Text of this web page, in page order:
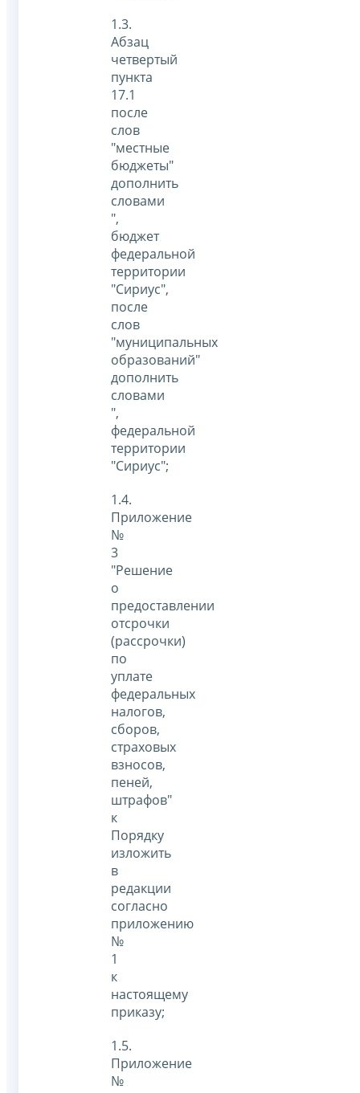
1.3.
Абзац
четвертый
пункта
17.1
после
слов
"местные
бюджеты"
дополнить
словами
",
бюджет
федеральной
территории
"Сириус",
после
слов
"муниципальных
образований"
дополнить
словами
",
федеральной
территории
"Сириус";
1.4.
Приложение
№
3
"Решение
о
предоставлении
отсрочки
(рассрочки)
по
уплате
федеральных
налогов,
сборов,
страховых
взносов,
пеней,
штрафов"
к
Порядку
изложить
в
редакции
согласно
приложению
№
1
к
настоящему
приказу;
1.5.
Приложение
№